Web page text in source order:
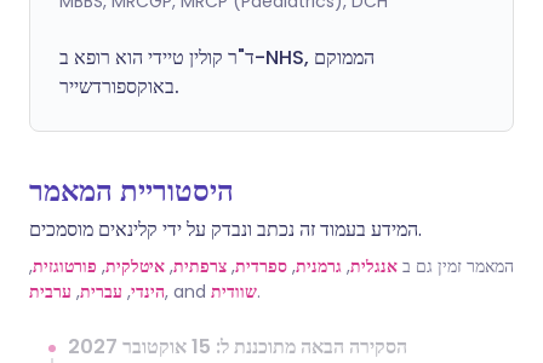
ד"ר קולין טיידי הוא רופא ב-NHS, הממוקם
באוקספורדשייר.
היסטוריית המאמר
המידע בעמוד זה נכתב ונבדק על ידי קלינאים מוסמכים.
המאמר זמין גם ב אנגלית, גרמנית, ספרדית, צרפתית, איטלקית, פורטוגזית,
הינדי, עברית, ערבית , and שוודית.
הסקירה הבאה מתוכננת ל: 15 אוקטובר 2027